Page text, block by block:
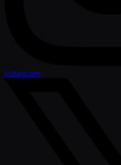
Instagram